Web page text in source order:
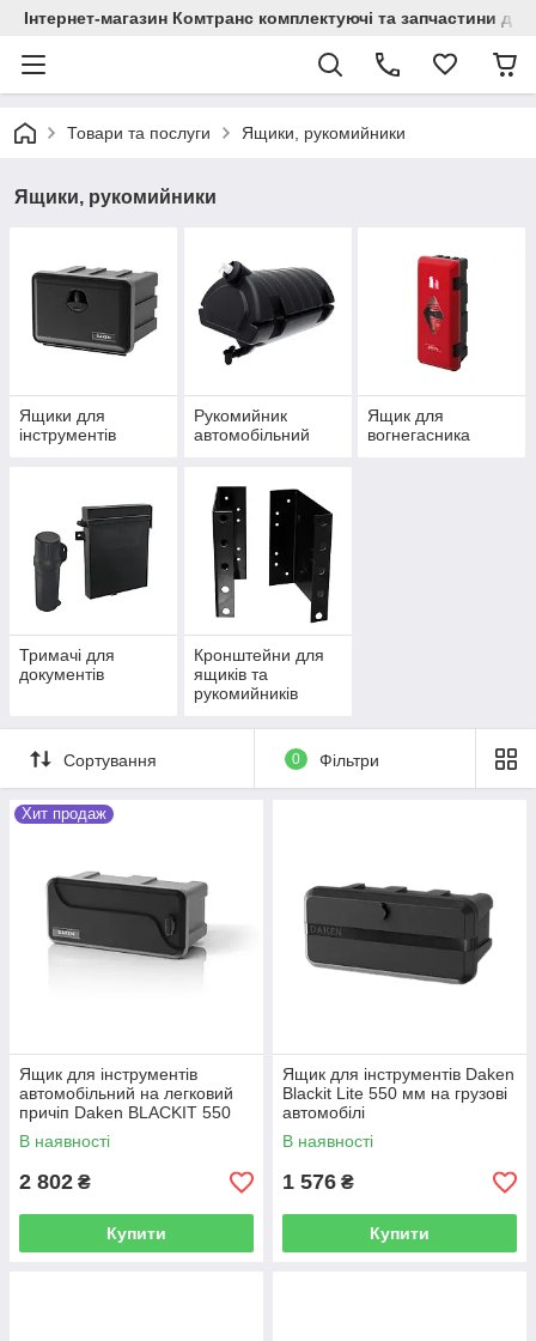
Інтернет-магазин Комтранс комплектуючі та запчастини
Товари та послуги Ящики, рукомийники
Ящики, рукомийники
Ящики для
інструментів
Рукомийник
автомобільний
Ящик для
вогнегасника
Тримачі для
документів
Кронштейни для
ящиків та
рукомийників
Сортування 0 Фільтри
Хит продаж
Ящик для інструментів
автомобільний на легковий
причіп Daken BLACKIT 550
мм
В наявності
2 802 ₴
Купити
Ящик для інструментів Daken
Blackit Lite 550 мм на грузові
автомобілі
В наявності
1 576 ₴
Купити